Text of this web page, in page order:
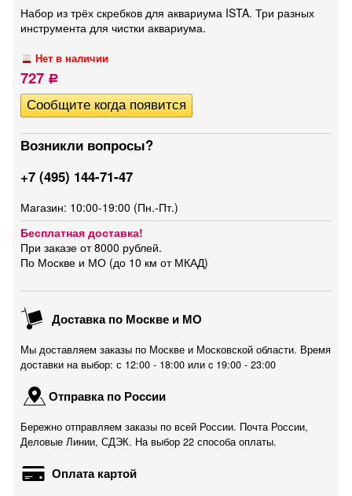
Набор из трёх скребков для аквариума ISTA. Три разных
инструмента для чистки аквариума.
Нет в наличии
727 Р
Возникли вопросы?
+7 (495) 144-71-47
Магазин: 10:00-19:00 (Пн.-Пт.)
Бесплатная доставка!
При заказе от 8000 рублей.
По Москве и МО (до 10 км от МКАД)
Доставка по Москве и МО
Мы доставляем заказы по Москве и Московской области. Время
доставки на выбор: с 12:00 - 18:00 или c 19:00 - 23:00
Отправка по России
Бережно отправляем заказы по всей России. Почта России,
Деловые Линии, СДЭК. На выбор 22 способа оплаты.
Оплата картой